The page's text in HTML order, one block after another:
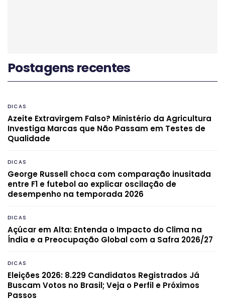
Postagens recentes
DICAS
Azeite Extravirgem Falso? Ministério da Agricultura
Investiga Marcas que Não Passam em Testes de
Qualidade
DICAS
George Russell choca com comparação inusitada
entre F1 e futebol ao explicar oscilação de
desempenho na temporada 2026
DICAS
Açúcar em Alta: Entenda o Impacto do Clima na
Índia e a Preocupação Global com a Safra 2026/27
DICAS
Eleições 2026: 8.229 Candidatos Registrados Já
Buscam Votos no Brasil; Veja o Perfil e Próximos
Passos